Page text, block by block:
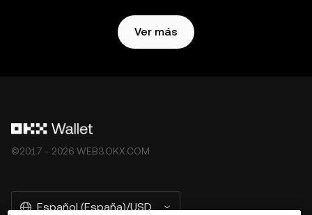
Ver más
©2017 - 2026 WEB3.OKX.COM
Español (España)/USD